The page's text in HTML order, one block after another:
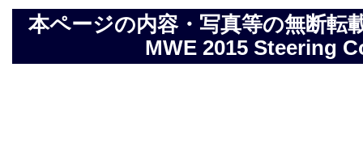
本ページの内容・写真等の無断
MWE 2015 Steering